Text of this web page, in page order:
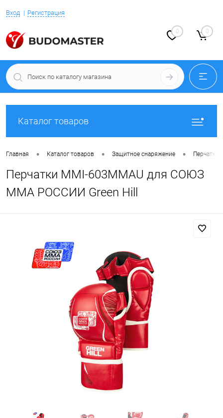
Вход Регистрация
0 0
Каталог товаров
Главная • Каталог товаров • Защитное снаряжение • Перчатки
Перчатки MMI-603MMAU для СОЮЗ
MMA РОССИИ Green Hill